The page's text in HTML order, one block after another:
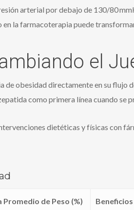
arterial por debajo de 130/80
la farmacoterapia puede
el
obesidad directamente en su flujo
como primera línea cuando se
dietéticas y físicas con
Promedio de Peso (%)